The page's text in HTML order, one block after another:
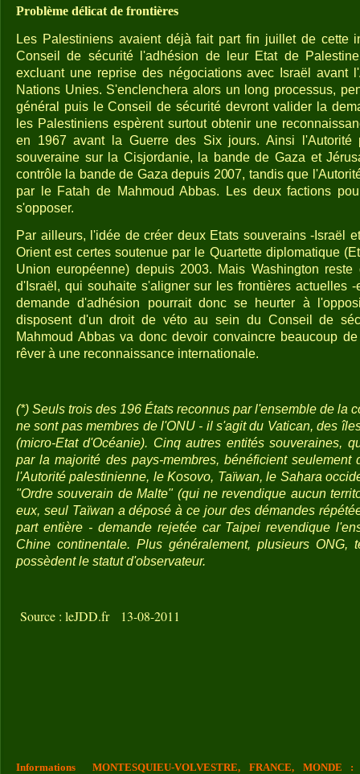
Problème délicat de frontières
Les Palestiniens avaient déjà fait part fin juillet de cette
Conseil de sécurité l'adhésion de leur Etat de
excluant une reprise des négociations avec Israël avant
Nations Unies. S'enclenchera alors un long processus,
général puis le Conseil de sécurité devront valider la
les Palestiniens espèrent surtout obtenir une
en 1967 avant la Guerre des Six jours. Ainsi l'Autorité
souveraine sur la Cisjordanie, la bande de Gaza et
contrôle la bande de Gaza depuis 2007, tandis que
par le Fatah de Mahmoud Abbas. Les deux factions
s'opposer.
Par ailleurs, l'idée de créer deux Etats souverains -Israël
Orient est certes soutenue par le Quartette diplomatique
Union européenne) depuis 2003. Mais Washington reste
d'Israël, qui souhaite s'aligner sur les frontières actuelles
demande d'adhésion pourrait donc se heurter à
disposent d'un droit de véto au sein du Conseil de
Mahmoud Abbas va donc devoir convaincre beaucoup
rêver à une reconnaissance internationale.
(*) Seuls trois des 196 États reconnus par l'ensemble de la
ne sont pas membres de l'ONU - il s'agit du Vatican, des
(micro-Etat d'Océanie). Cinq autres entités souveraines,
par la majorité des pays-membres, bénéficient seulement
l'Autorité palestinienne, le Kosovo, Taïwan, le Sahara
"Ordre souverain de Malte" (qui ne revendique aucun
eux, seul Taïwan a déposé à ce jour des démandes
part entière - demande rejetée car Taipei revendique
Chine continentale. Plus généralement, plusieurs ONG,
possèdent le statut d'observateur.
Source : leJDD.fr 13-08-2011
Informations MONTESQUIEU-VOLVESTRE, FRANCE, MONDE